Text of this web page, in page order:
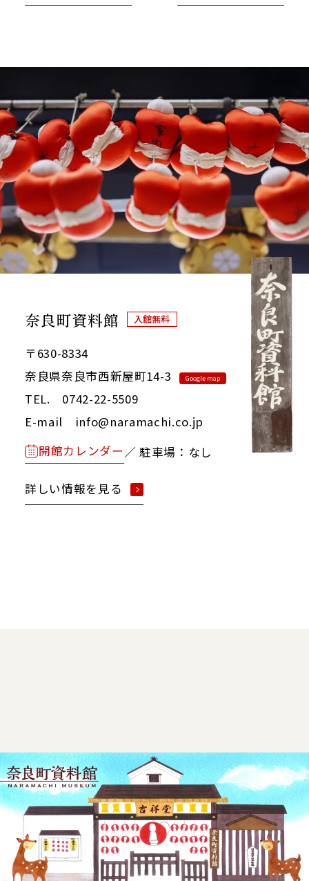
奈良町資料館 入館無料
〒630-8334
奈良県奈良市西新屋町14-3
Google map
TEL. 0742-22-5509
E-mail info@naramachi.co.jp
開館カレンダー ／ 駐車場：なし
詳しい情報を見る